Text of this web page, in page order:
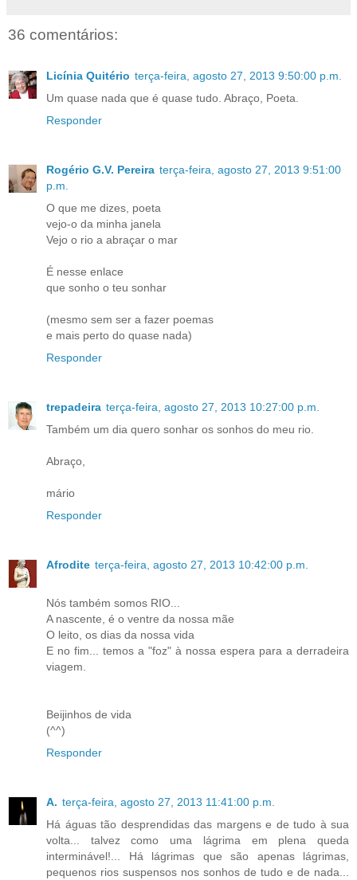
36 comentários:
Licínia Quitério terça-feira, agosto 27, 2013 9:50:00 p.m.
Um quase nada que é quase tudo. Abraço, Poeta.
Responder
Rogério G.V. Pereira terça-feira, agosto 27, 2013 9:51:00
p.m.
O que me dizes, poeta
vejo-o da minha janela
Vejo o rio a abraçar o mar
É nesse enlace
que sonho o teu sonhar
(mesmo sem ser a fazer poemas
e mais perto do quase nada)
Responder
trepadeira terça-feira, agosto 27, 2013 10:27:00 p.m.
Também um dia quero sonhar os sonhos do meu rio.
Abraço,
mário
Responder
Afrodite terça-feira, agosto 27, 2013 10:42:00 p.m.
Nós também somos RIO...
A nascente, é o ventre da nossa mãe
O leito, os dias da nossa vida
E no fim... temos a "foz" à nossa espera para a derradeira
viagem.
Beijinhos de vida
(^^)
Responder
A. terça-feira, agosto 27, 2013 11:41:00 p.m.
Há águas tão desprendidas das margens e de tudo à sua
volta... talvez como uma lágrima em plena queda
interminável!... Há lágrimas que são apenas lágrimas,
pequenos rios suspensos nos sonhos de tudo e de nada...